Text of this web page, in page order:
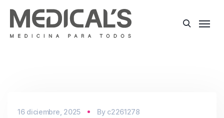
16 diciembre, 2025 By c2261278